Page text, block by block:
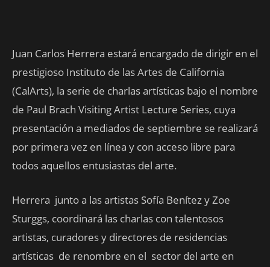
Juan Carlos Herrera estará encargado de dirigir en el
prestigioso Instituto de las Artes de California
(CalArts), la serie de charlas artísticas bajo el nombre
de Paul Brach Visiting Artist Lecture Series, cuya
presentación a mediados de septiembre se realizará
por primera vez en línea y con acceso libre para
todos aquellos entusiastas del arte.
Herrera junto a las artistas Sofía Benítez y Zoe
Sturggs, coordinará las charlas con talentosos
artistas, curadores y directores de residencias
artísticas de renombre en el sector del arte en